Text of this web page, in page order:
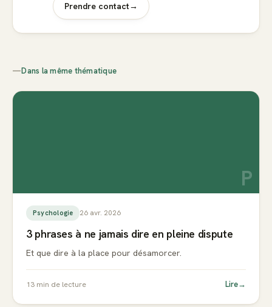
Prendre contact→
—Dans la même thématique
P
Psychologie 26 avr. 2026
3 phrases à ne jamais dire en pleine dispute
Et que dire à la place pour désamorcer.
13 min de lecture Lire→